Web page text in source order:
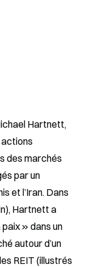
Hartnett,
actions
des marchés
par un
et l’Iran. Dans
Hartnett a
» dans un
autour d’un
REIT (illustrés